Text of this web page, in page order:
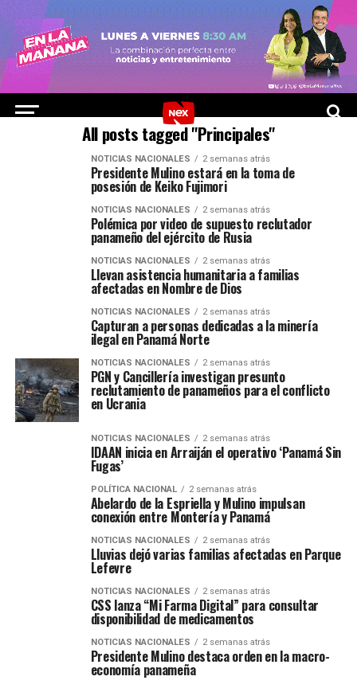
All posts tagged "Principales"
NOTICIAS NACIONALES 2 semanas atrás
Presidente Mulino estará en la toma de
posesión de Keiko Fujimori
NOTICIAS NACIONALES 2 semanas atrás
Polémica por video de supuesto reclutador
panameño del ejército de Rusia
NOTICIAS NACIONALES 2 semanas atrás
Llevan asistencia humanitaria a familias
afectadas en Nombre de Dios
NOTICIAS NACIONALES 2 semanas atrás
Capturan a personas dedicadas a la minería
ilegal en Panamá Norte
NOTICIAS NACIONALES 2 semanas atrás
PGN y Cancillería investigan presunto
reclutamiento de panameños para el conflicto
en Ucrania
NOTICIAS NACIONALES 2 semanas atrás
IDAAN inicia en Arraiján el operativo ‘Panamá Sin
Fugas’
POLÍTICA NACIONAL 2 semanas atrás
Abelardo de la Espriella y Mulino impulsan
conexión entre Montería y Panamá
NOTICIAS NACIONALES 2 semanas atrás
Lluvias dejó varias familias afectadas en Parque
Lefevre
NOTICIAS NACIONALES 2 semanas atrás
CSS lanza “Mi Farma Digital” para consultar
disponibilidad de medicamentos
NOTICIAS NACIONALES 2 semanas atrás
Presidente Mulino destaca orden en la macro-
economía panameña